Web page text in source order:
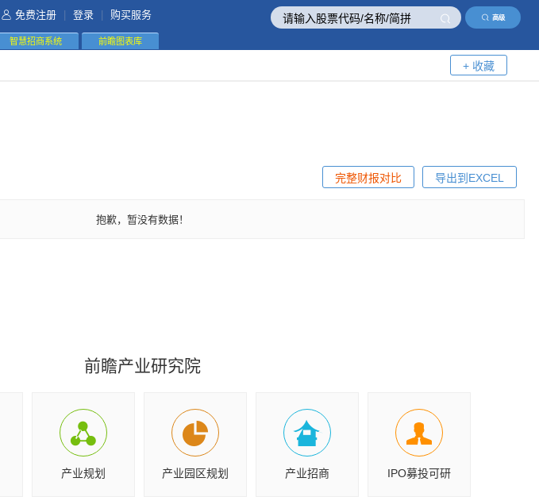
高级
免费注册 登录 购买服务
智慧招商系统 前瞻图表库
+ 收藏
导出到EXCEL
完整财报对比
抱歉，暂没有数据！
前瞻产业研究院
产业规划 产业园区规划 产业招商 IPO募投可研